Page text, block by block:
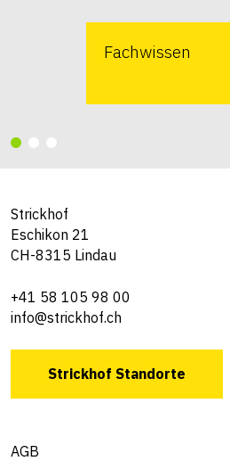
Fachwissen
Strickhof
Eschikon 21
CH-8315 Lindau
+41 58 105 98 00
info@strickhof.ch
Strickhof Standorte
AGB